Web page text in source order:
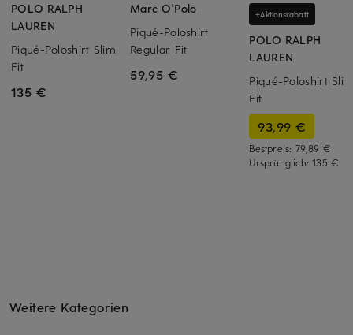
POLO RALPH
LAUREN
Piqué-Poloshirt Slim
Fit
135 €
Marc O'Polo
Piqué-Poloshirt
Regular Fit
59,95 €
+Aktionsrabatt
POLO RALPH
LAUREN
Piqué-Poloshirt
Fit
93,99 €
Bestpreis: 79,89 €
Ursprünglich:135 €
Weitere Kategorien